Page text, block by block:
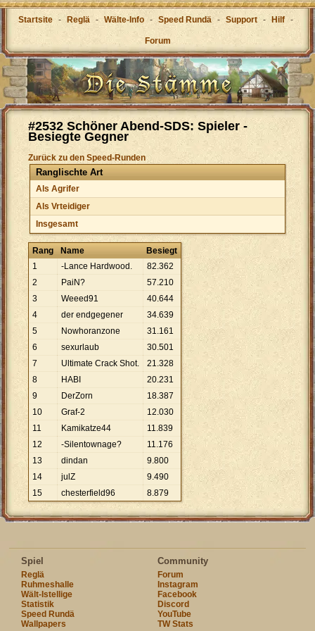
Startsite - Reglä - Wälte-Info - Speed Rundä - Support - Hilf -
Forum
#2532 Schöner Abend-SDS: Spieler -
Besiegte Gegner
Zurück zu den Speed-Runden
Ranglischte Art
Als Agrifer
Als Vrteidiger
Insgesamt
Rang Name
Besiegt
1
-Lance Hardwood. 82.362
2
PaiN? 57.210
3
Weeed91 40.644
4
der endgegener 34.639
5
Nowhoranzone 31.161
6
sexurlaub 30.501
7
Ultimate Crack Shot. 21.328
8
HABI 20.231
9
DerZorn 18.387
10
Graf-2 12.030
11
Kamikatze44 11.839
12
-Silentownage? 11.176
13
dindan 9.800
14
julZ 9.490
15
chesterfield96 8.879
Spiel
Reglä
Ruhmeshalle
Wält-Istellige
Statistik
Speed Rundä
Wallpapers
Community
Forum
Instagram
Facebook
Discord
YouTube
TW Stats